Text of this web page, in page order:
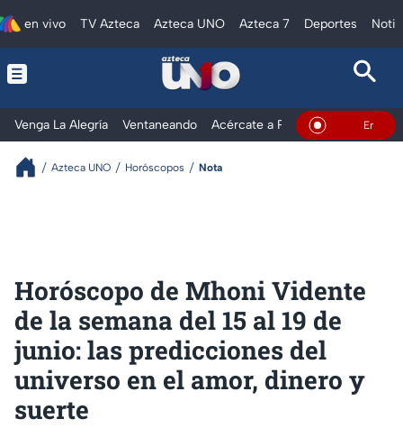
en vivo TV Azteca Azteca UNO Azteca 7 Deportes
Venga La Alegría Ventaneando Acércate a Rocío Al Extremo
En Vivo
Azteca UNO Horóscopos Nota
Horóscopo de Mhoni Vidente
de la semana del 15 al 19 de
junio: las predicciones del
universo en el amor, dinero y
suerte